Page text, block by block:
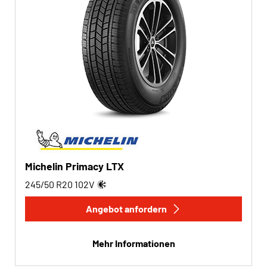
Michelin Primacy LTX
245/50 R20 102V
Angebot anfordern
Mehr Informationen